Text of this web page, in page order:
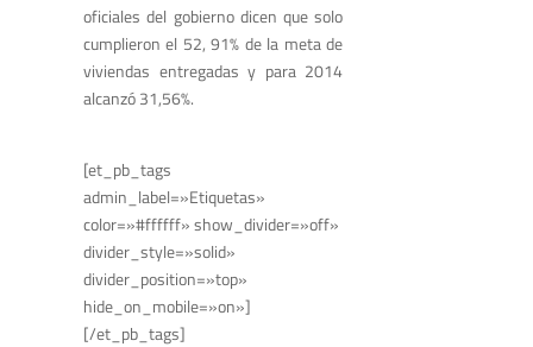
oficiales del gobierno dicen que solo
cumplieron el 52, 91% de la meta de
viviendas entregadas y para 2014
alcanzó 31,56%.
[et_pb_tags
admin_label=»Etiquetas»
color=»#ffffff» show_divider=»off»
divider_style=»solid»
divider_position=»top»
hide_on_mobile=»on»]
[/et_pb_tags]